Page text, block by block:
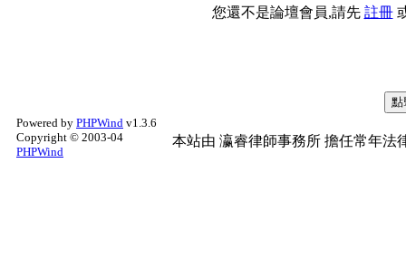
您還不是論壇會員,請先 註冊
Powered by PHPWind v1.3.6
Copyright © 2003-04
PHPWind
本站由 瀛睿律師事務所 擔任常年法